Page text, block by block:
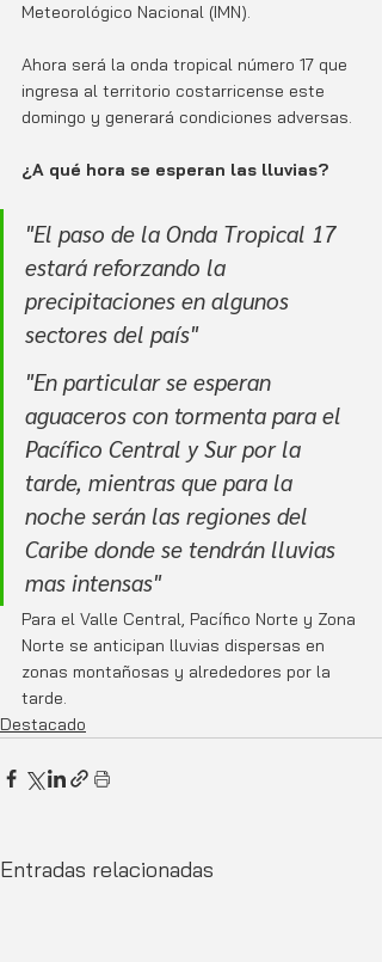
Meteorológico Nacional (IMN).
Ahora será la onda tropical número 17 que
ingresa al territorio costarricense este
domingo y generará condiciones adversas.
¿A qué hora se esperan las lluvias?
"El paso de la Onda Tropical 17
estará reforzando la
precipitaciones en algunos
sectores del país"
"En particular se esperan
aguaceros con tormenta para el
Pacífico Central y Sur por la
tarde, mientras que para la
noche serán las regiones del
Caribe donde se tendrán lluvias
mas intensas"
Para el Valle Central, Pacífico Norte y Zona
Norte se anticipan lluvias dispersas en
zonas montañosas y alrededores por la
tarde.
Destacado
Entradas relacionadas